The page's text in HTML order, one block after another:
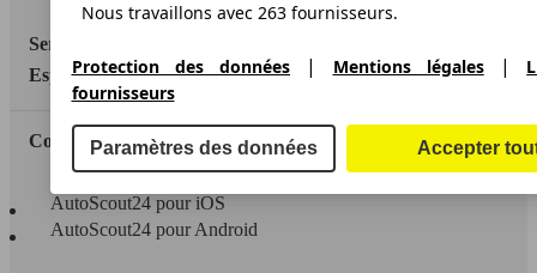
Service
Espace Pro
Contact
AutoScout24 pour iOS
AutoScout24 pour Android
Nous travaillons avec 263 fournisseurs.
Protection des données | Mentions légales|
fournisseurs
Paramètres des données Accepter